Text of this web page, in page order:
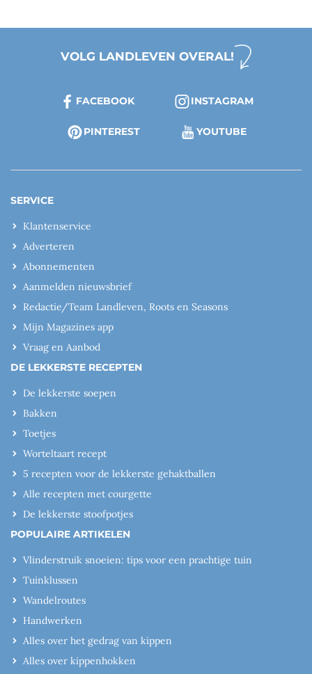
VOLG LANDLEVEN OVERAL!
FACEBOOK INSTAGRAM
PINTEREST YOUTUBE
SERVICE
Klantenservice
Adverteren
Abonnementen
Aanmelden nieuwsbrief
Redactie/Team Landleven, Roots en Seasons
Mijn Magazines app
Vraag en Aanbod
DE LEKKERSTE RECEPTEN
De lekkerste soepen
Bakken
Toetjes
Worteltaart recept
5 recepten voor de lekkerste gehaktballen
Alle recepten met courgette
De lekkerste stoofpotjes
POPULAIRE ARTIKELEN
Vlinderstruik snoeien: tips voor een prachtige tuin
Tuinklussen
Wandelroutes
Handwerken
Alles over het gedrag van kippen
Alles over kippenhokken